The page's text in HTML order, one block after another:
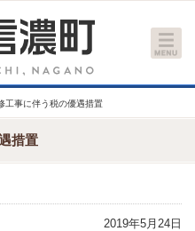
縮小 標準 拡大
工事に伴う税の優遇措置
措置
2019年5月24日